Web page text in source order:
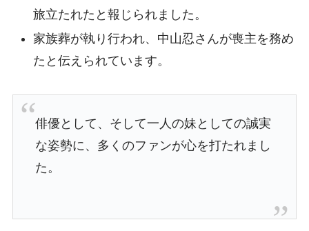
旅立たれたと報じられました。
家族葬が執り行われ、中山忍さんが喪主を務め
たと伝えられています。
俳優として、そして一人の妹としての誠実
な姿勢に、多くのファンが心を打たれまし
た。